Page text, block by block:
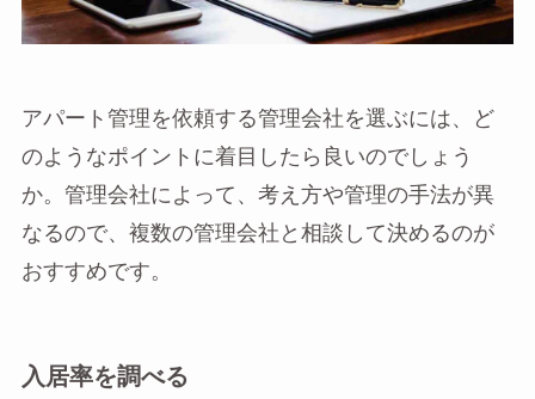
アパート管理を依頼する管理会社を選ぶには、ど
のようなポイントに着目したら良いのでしょう
か。管理会社によって、考え方や管理の手法が異
なるので、複数の管理会社と相談して決めるのが
おすすめです。
入居率を調べる